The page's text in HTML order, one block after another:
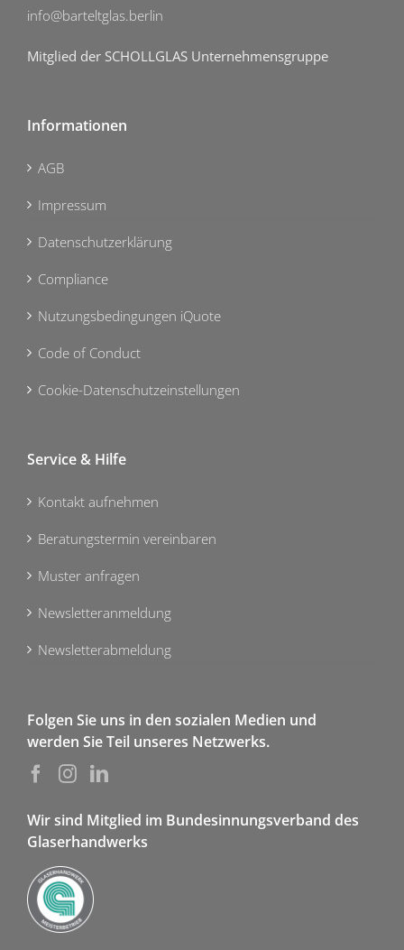
info@barteltglas.berlin
Mitglied der SCHOLLGLAS Unternehmensgruppe
Informationen
AGB
Impressum
Datenschutzerklärung
Compliance
Nutzungsbedingungen iQuote
Code of Conduct
Cookie-Datenschutzeinstellungen
Service & Hilfe
Kontakt aufnehmen
Beratungstermin vereinbaren
Muster anfragen
Newsletteranmeldung
Newsletterabmeldung
Folgen Sie uns in den sozialen Medien und
werden Sie Teil unseres Netzwerks.
Wir sind Mitglied im Bundesinnungsverband des
Glaserhandwerks